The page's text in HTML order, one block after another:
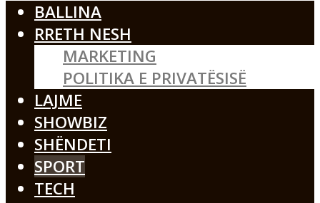
BALLINA
RRETH NESH
MARKETING
POLITIKA E PRIVATËSISË
LAJME
SHOWBIZ
SHËNDETI
SPORT
TECH